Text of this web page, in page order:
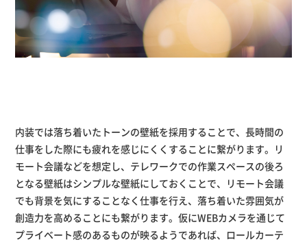
内装では落ち着いたトーンの壁紙を採用することで、長時間の
仕事をした際にも疲れを感じにくくすることに繋がります。リ
モート会議などを想定し、テレワークでの作業スペースの後ろ
となる壁紙はシンプルな壁紙にしておくことで、リモート会議
でも背景を気にすることなく仕事を行え、落ち着いた雰囲気が
創造力を高めることにも繋がります。仮にWEBカメラを通じて
プライベート感のあるものが映るようであれば、ロールカーテ